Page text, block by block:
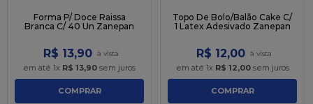
Forma P/ Doce Raissa
Branca C/ 40 Un Zanepan
R$ 13,90
em até 1x R$ 13,90 sem juros
COMPRAR
Topo De Bolo/Balão Cake C/
1 Latex Adesivado Zanepan
R$ 12,00
em até 1x R$ 12,00sem juros
COMPRAR